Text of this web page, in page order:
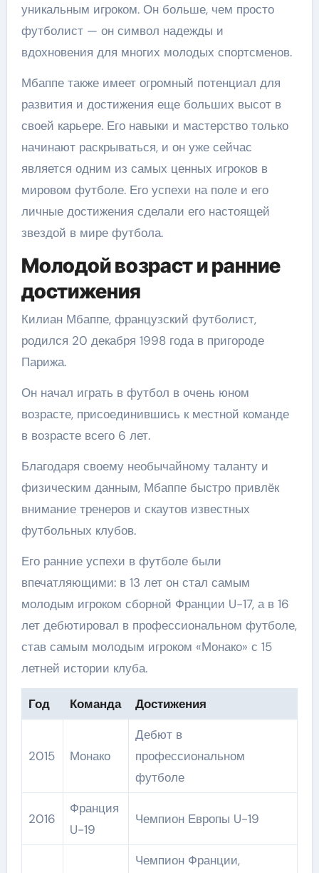
уникальным игроком. Он больше, чем просто
футболист — он символ надежды и
вдохновения для многих молодых спортсменов.
Мбаппе также имеет огромный потенциал для
развития и достижения еще больших высот в
своей карьере. Его навыки и мастерство только
начинают раскрываться, и он уже сейчас
является одним из самых ценных игроков в
мировом футболе. Его успехи на поле и его
личные достижения сделали его настоящей
звездой в мире футбола.
Молодой возраст и ранние
достижения
Килиан Мбаппе, французский футболист,
родился 20 декабря 1998 года в пригороде
Парижа.
Он начал играть в футбол в очень юном
возрасте, присоединившись к местной команде
в возрасте всего 6 лет.
Благодаря своему необычайному таланту и
физическим данным, Мбаппе быстро привлёк
внимание тренеров и скаутов известных
футбольных клубов.
Его ранние успехи в футболе были
впечатляющими: в 13 лет он стал самым
молодым игроком сборной Франции U-17, а в 16
лет дебютировал в профессиональном футболе,
став самым молодым игроком «Монако» с 15
летней истории клуба.
Год Команда Достижения
2015 Монако
Дебют в
профессиональном
футболе
2016
Франция
U-19
Чемпион Европы U-19
Чемпион Франции,